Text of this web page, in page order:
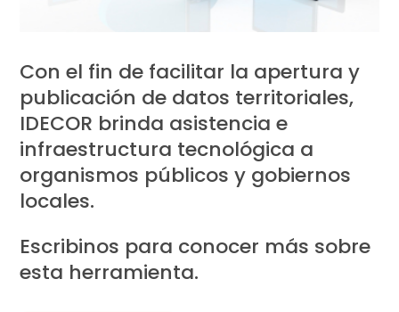
Con el fin de facilitar la apertura y
publicación de datos territoriales,
IDECOR brinda asistencia e
infraestructura tecnológica a
organismos públicos y gobiernos
locales.
Escribinos para conocer más sobre
esta herramienta.